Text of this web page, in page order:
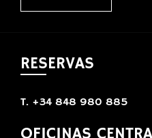
RESERVAS
T. +34 848 980 885
OFICINAS